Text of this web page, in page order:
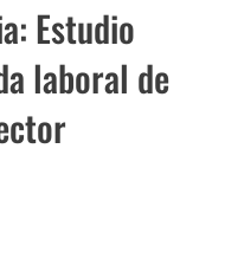
Estudio
laboral de